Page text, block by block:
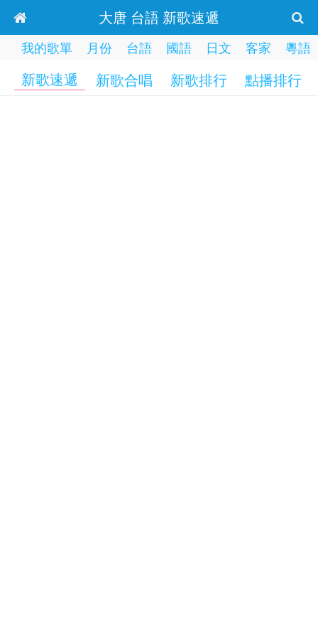
大唐 台語 新歌速遞
我的歌單 月份 台語 國語 日文 客家 粵語
新歌速遞 新歌合唱 新歌排行 點播排行